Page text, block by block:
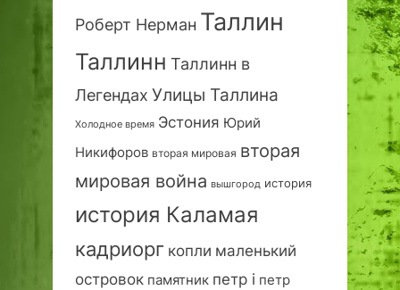
Роберт Нерман Таллин
Таллинн Таллинн в
Легендах Улицы Таллина
Холодное время Эстония Юрий
Никифоров вторая мировая вторая
мировая война вышгород история
история Каламая
кадриорг копли маленький
островок памятник петр i петр